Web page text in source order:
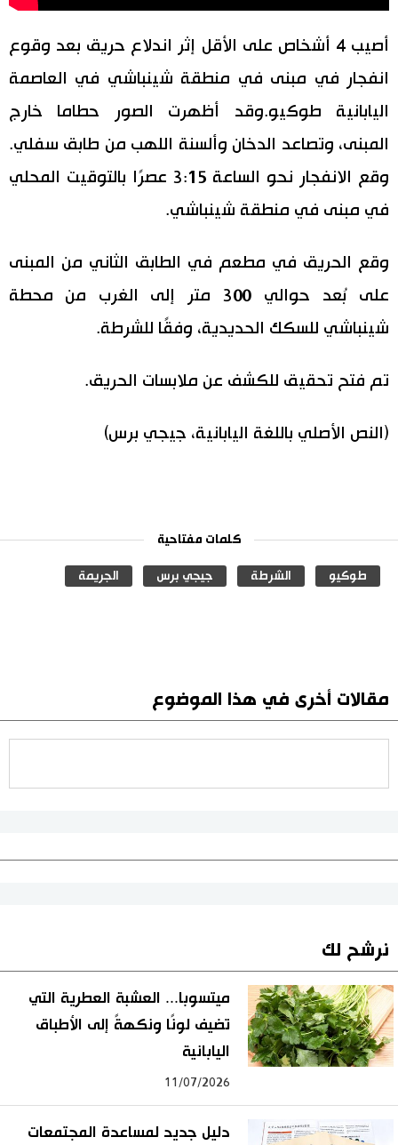
مجتمع
لايف ستايل
إعلان
أصيب 4 أشخاص على الأقل إثر اندلاع حريق بعد وقوع
انفجار في مبنى في منطقة شينباشي في العاصمة
اليابانية طوكيو.وقد أظهرت الصور حطاما خارج
المبنى، وتصاعد الدخان وألسنة اللهب من طابق سفلي.
وقع الانفجار نحو الساعة 3:15 عصرًا بالتوقيت المحلي
في مبنى في منطقة شينباشي.
وقع الحريق في مطعم في الطابق الثاني من المبنى
على بُعد حوالي 300 متر إلى الغرب من محطة
شينباشي للسكك الحديدية، وفقًا للشرطة.
تم فتح تحقيق للكشف عن ملابسات الحريق.
(النص الأصلي باللغة اليابانية، جيجي برس)
كلمات مفتاحية
طوكيو الشرطة جيجي برس الجريمة
مقالات أخرى في هذا الموضوع
نرشح لك
ميتسوبا... العشبة العطرية التي
تضيف لونًا ونكهةً إلى الأطباق
اليابانية
11/07/2026
دليل جديد لمساعدة المجتمعات